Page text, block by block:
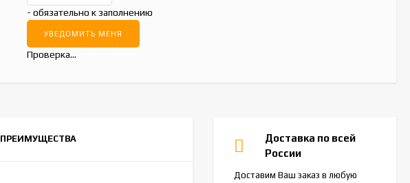
- обязательно к заполнению
Проверка...
ПРЕИМУЩЕСТВА
Доставка по всей
России
Доставим Ваш заказ в любую